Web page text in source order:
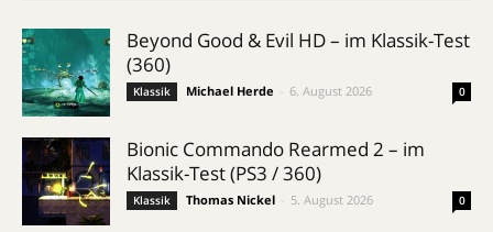
Beyond Good & Evil HD – im Klassik-Test
(360)
Klassik Michael Herde 6. August 2026 0
Bionic Commando Rearmed 2 – im
Klassik-Test (PS3 / 360)
Klassik Thomas Nickel 5. August 2026 0